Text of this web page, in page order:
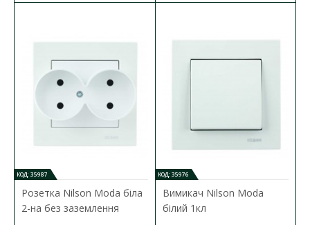
Подвійний вимикач Nilson Moda встановлюється в мережу зі
змінною напругою 220В і номі..
35.72 грн
ДО КОШИКА
В порівняння
КОД: 35987
Розетка Nilson Moda біла
2-на без заземлення
КОД: 35976
Вимикач Nilson Moda
білий 1кл